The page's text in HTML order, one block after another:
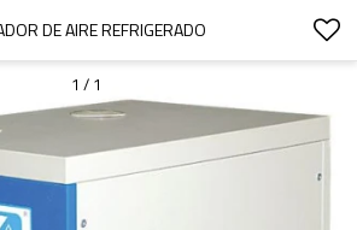
DE AIRE REFRIGERADO
1 / 1